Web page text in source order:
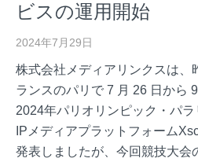
ビスの運用開始
2024年7月29日
株式会社メディアリンクスは、
ランスのパリで 7 月 26 日から
2024年パリオリンピック・パ
IPメディアプラットフォーム
発表しましたが、今回競技大会